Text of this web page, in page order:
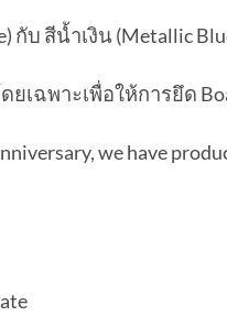
กับ สีน้ำเงิน (Metallic
ยเฉพาะเพื่อให้การยึด
we have